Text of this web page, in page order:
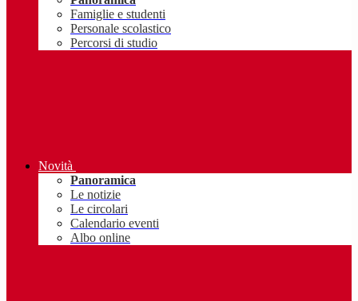
Famiglie e studenti
Personale scolastico
Percorsi di studio
Novità
Panoramica
Le notizie
Le circolari
Calendario eventi
Albo online